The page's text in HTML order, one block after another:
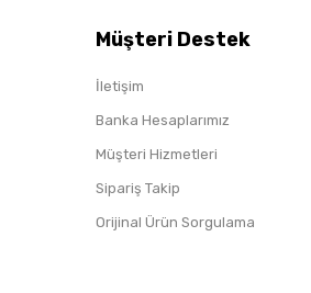
Müşteri Destek
İletişim
Banka Hesaplarımız
Müşteri Hizmetleri
Sipariş Takip
Orijinal Ürün Sorgulama